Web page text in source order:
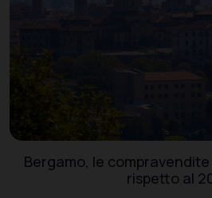
Bergamo, le
rispetto al